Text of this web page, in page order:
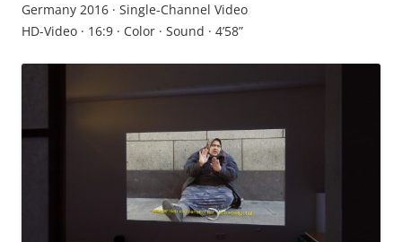
Germany 2016 · Single-Channel Video
HD-Video · 16:9 · Color · Sound · 4’58”